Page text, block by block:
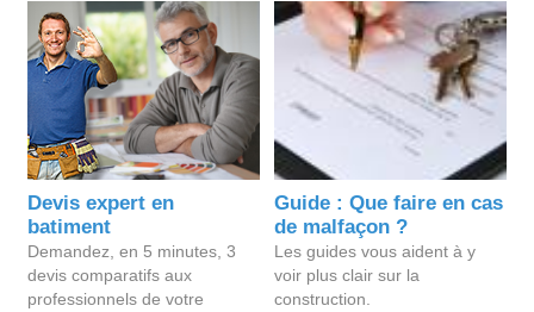
Devis expert en
batiment
Demandez, en 5 minutes, 3
devis comparatifs aux
professionnels de votre
Guide : Que faire en cas
de malfaçon ?
Les guides vous aident à y
voir plus clair sur la
construction.